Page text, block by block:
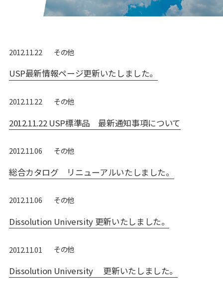
2012.11.22 その他
USP最新情報ページ更新いたしました。
2012.11.22 その他
2012.11.22 USP標準品 最新通知事項について
2012.11.06 その他
総合カタログ リニューアルいたしました。
2012.11.06 その他
Dissolution University 更新いたしました。
2012.11.01 その他
Dissolution University 更新いたしました。